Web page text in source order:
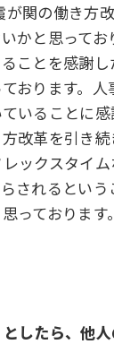
関の働き方
と思ってお
ことを感謝し
おります。
いることに
改革を引き
ックスタイ
されるという
っております。
したら、他